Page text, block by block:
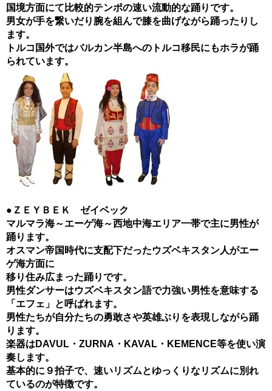
国境方面にて比較的テンポの速い流動的な踊りです。
男女が手を繋いだり腕を組んで膝を曲げながら踊ったりし
ます。
トルコ国外ではバルカン半島へのトルコ移民にもホラが踊
られています。
●ＺＥＹＢＥＫ ゼイベック
マルマラ海～エーゲ海～西地中海エリア一帯で主に男性が
踊ります。
オスマン帝国時代に支配下だったウズベキスタン人がエー
ゲ海方面に
移り住み広まった踊りです。
男性ダンサーはウズベキスタン語で力強い男性を意味する
「エフェ」と呼ばれます。
男性たちが自分たちの勇敢さや英雄ぶりを表現しながら踊
ります。
楽器はDAVUL・ZURNA・KAVAL・KEMENCE等を使い演
奏します。
基本的に９拍子で、速いリズムとゆっくりなリズムに別れ
ているのが特徴です。